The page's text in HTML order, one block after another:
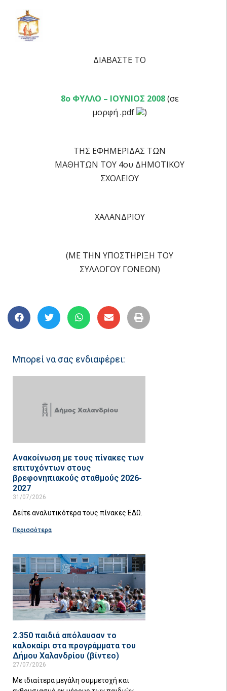
ΔΙΑΒΑΣΤΕ ΤΟ
8ο ΦΥΛΛΟ – ΙΟΥΝΙΟΣ 2008(σε
μορφή .pdf
)
ΤΗΣ ΕΦΗΜΕΡΙΔΑΣ ΤΩΝ
ΜΑΘΗΤΩΝ ΤΟΥ 4ου ΔΗΜΟΤΙΚΟΥ
ΣΧΟΛΕΙΟΥ
ΧΑΛΑΝΔΡΙΟΥ
(ΜΕ ΤΗΝ ΥΠΟΣΤΗΡΙΞΗ ΤΟΥ
ΣΥΛΛΟΓΟΥ ΓΟΝΕΩΝ)
Μπορεί να σας ενδιαφέρει:
Ανακοίνωση με τους πίνακες των
επιτυχόντων στους
βρεφονηπιακούς σταθμούς 2026-
2027
31/07/2026
Δείτε αναλυτικότερα τους πίνακες ΕΔΩ.
Περισσότερα
2.350 παιδιά απόλαυσαν το
καλοκαίρι στα προγράμματα του
Δήμου Χαλανδρίου (βίντεο)
27/07/2026
Με ιδιαίτερα μεγάλη συμμετοχή και